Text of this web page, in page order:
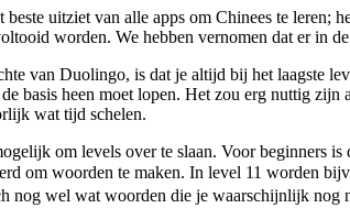
beste uitziet van alle apps om Chinees te
worden. We hebben vernomen dat er in
van Duolingo, is dat je altijd bij het laagste
basis heen moet lopen. Het zou erg nuttig zijn
wat tijd schelen.
om levels over te slaan. Voor beginners
om woorden te maken. In level 11 worden
nog wel wat woorden die je waarschijnlijk